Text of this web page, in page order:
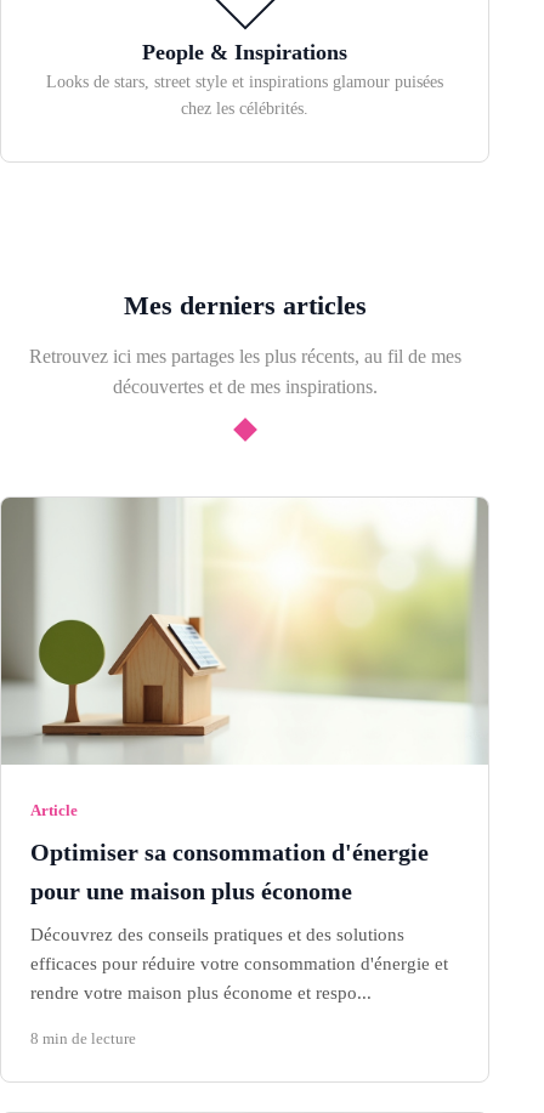
People & Inspirations
Looks de stars, street style et inspirations glamour puisées
chez les célébrités.
Mes derniers articles
Retrouvez ici mes partages les plus récents, au fil de mes
découvertes et de mes inspirations.
Article
Optimiser sa consommation d'énergie
pour une maison plus économe
Découvrez des conseils pratiques et des solutions
efficaces pour réduire votre consommation d'énergie et
rendre votre maison plus économe et respo...
8 min de lecture